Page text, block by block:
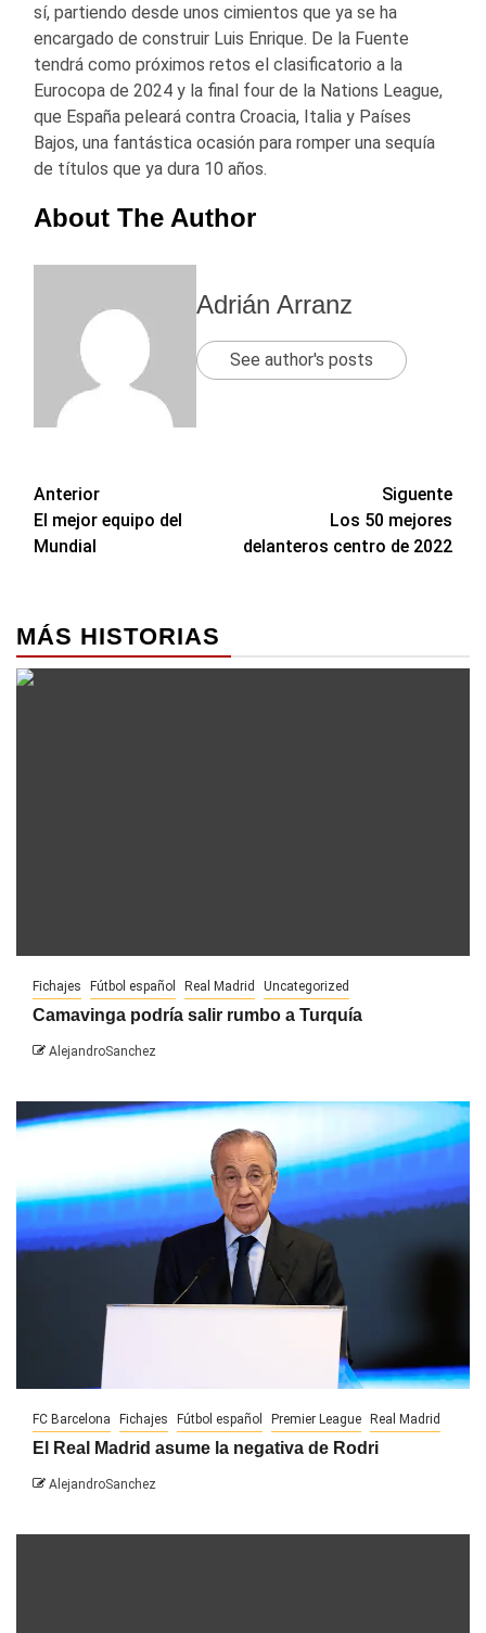
sí, partiendo desde unos cimientos que ya se ha
encargado de construir Luis Enrique. De la Fuente
tendrá como próximos retos el clasificatorio a la
Eurocopa de 2024 y la final four de la Nations League,
que España peleará contra Croacia, Italia y Países
Bajos, una fantástica ocasión para romper una sequía
de títulos que ya dura 10 años.
About The Author
Adrián Arranz
See author's posts
Navegación
de
Anterior
El mejor equipo del
Mundial
Siguente
Los 50 mejores
delanteros centro de 2022
MÁS HISTORIAS
Fichajes Fútbol español Real Madrid Uncategorized
Camavinga podría salir rumbo a Turquía
AlejandroSanchez
FC Barcelona Fichajes Fútbol español Premier League Real Madrid
El Real Madrid asume la negativa de Rodri
AlejandroSanchez